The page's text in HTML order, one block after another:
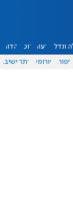
ונדל"ן דעות אוכל יהדות
ספורט פורומים אתר ישיבה